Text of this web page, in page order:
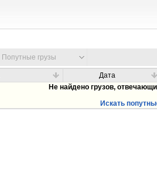
Попутные грузы
Дата
Не найдено грузов,
Искать